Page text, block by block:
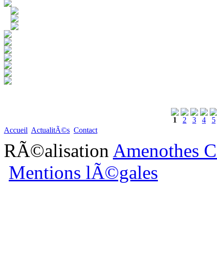
1 2 3 4
5
Accueil ActualitÃ©s Contact
RÃ©alisation Amenothes
Mentions lÃ©gales